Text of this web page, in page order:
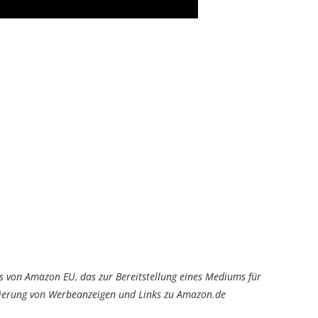
Amazon EU, das zur Bereitstellung eines Mediums für
von Werbeanzeigen und Links zu Amazon.de